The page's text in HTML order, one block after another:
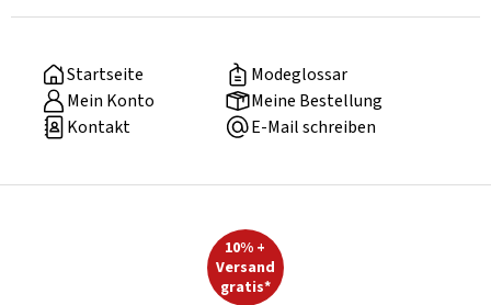
Startseite
Modeglossar
Mein Konto
Meine Bestellung
Kontakt
E-Mail schreiben
10% +
Versand
gratis*